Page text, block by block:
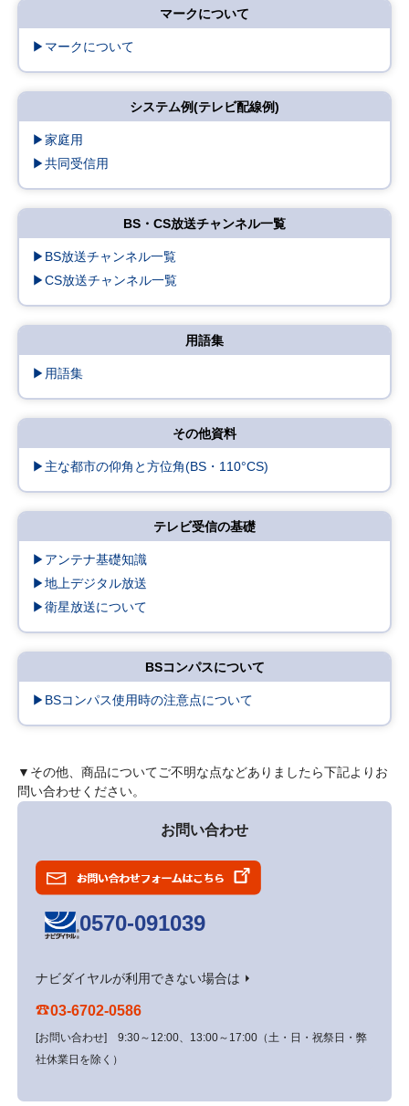
マークについて
▶マークについて
システム例(テレビ配線例)
▶家庭用
▶共同受信用
BS・CS放送チャンネル一覧
▶BS放送チャンネル一覧
▶CS放送チャンネル一覧
用語集
▶用語集
その他資料
▶主な都市の仰角と方位角(BS・110°CS)
テレビ受信の基礎
▶アンテナ基礎知識
▶地上デジタル放送
▶衛星放送について
BSコンパスについて
▶BSコンパス使用時の注意点について
▼その他、商品についてご不明な点などありましたら下記よりお
問い合わせください。
お問い合わせ
0570-091039
ナビダイヤルが利用できない場合は ⏵
03-6702-0586
[お問い合わせ] 9:30～12:00、13:00～17:00（土・日・祝祭日・弊
社休業日を除く）